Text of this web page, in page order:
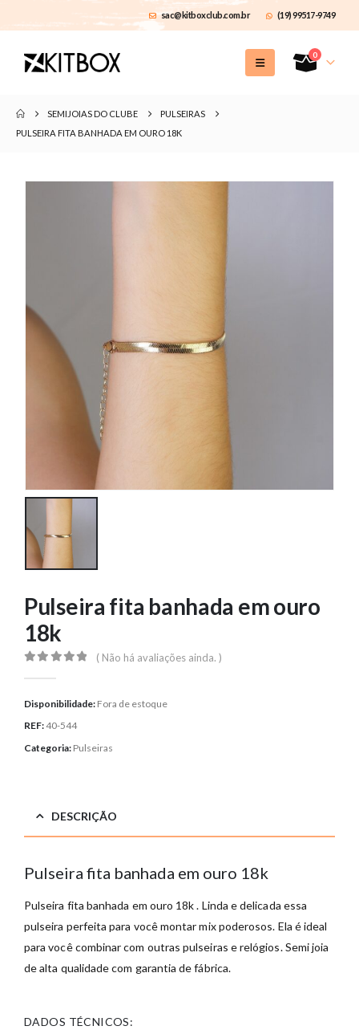
sac@kitboxclub.com.br (19) 99517-9749
0
SEMIJOIAS DO CLUBE
PULSEIRAS
PULSEIRA FITA BANHADA EM OURO 18K
Pulseira fita banhada em ouro
18k
( Não há avaliações ainda. )
Disponibilidade: Fora de estoque
REF:40-544
Categoria: Pulseiras
DESCRIÇÃO
Pulseira fita banhada em ouro 18k
Pulseira fita banhada em ouro 18k . Linda e delicada essa
pulseira perfeita para você montar mix poderosos. Ela é ideal
para você combinar com outras pulseiras e relógios. Semi joia
de alta qualidade com garantia de fábrica.
DADOS TÉCNICOS: